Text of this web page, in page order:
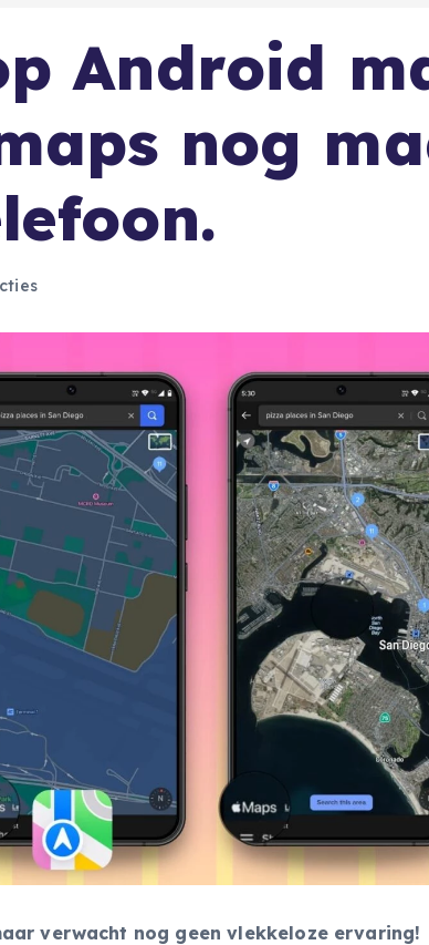
Android
nog
verwacht nog geen vlekkeloze ervaring!